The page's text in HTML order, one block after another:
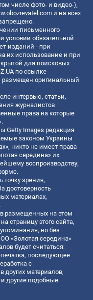
числе фото- и видео-),
и на всех
письменного
условии обязательной
изданий - при
их использование и при
для поисковых
по ссылке
размещен оригинальный
интервью, статьи,
журналистов
права на которые
Getty Images редакция
законом Украины
никто не имеет права
середина» их
воспроизводству,
точку зрения,
достоверность
материалах,
размещенных на этом
страницу этого сайта,
упоминания, но без
«Золотая середина»
будет считаться:
последующее
с
других материалов,
другие подобные